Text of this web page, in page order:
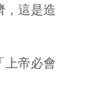
，這是造
上帝必會